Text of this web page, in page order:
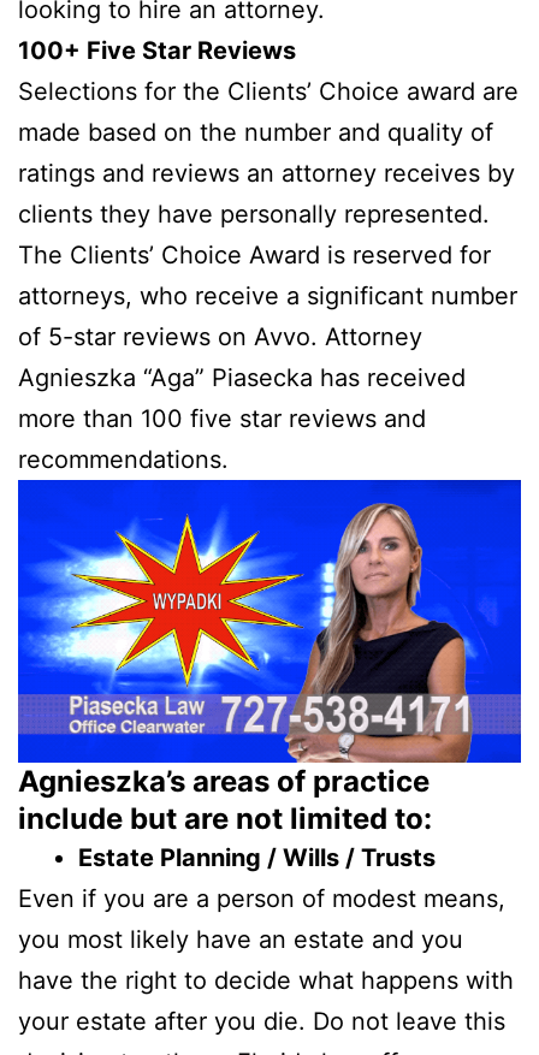
looking to hire an attorney.
100+ Five Star Reviews
Selections for the Clients’ Choice award are
made based on the number and quality of
ratings and reviews an attorney receives by
clients they have personally represented.
The Clients’ Choice Award is reserved for
attorneys, who receive a significant number
of 5-star reviews on Avvo. Attorney
Agnieszka “Aga” Piasecka has received
more than 100 five star reviews and
recommendations.
Agnieszka’s areas of practice
include but are not limited to:
Estate Planning / Wills / Trusts
Even if you are a person of modest means,
you most likely have an estate and you
have the right to decide what happens with
your estate after you die. Do not leave this